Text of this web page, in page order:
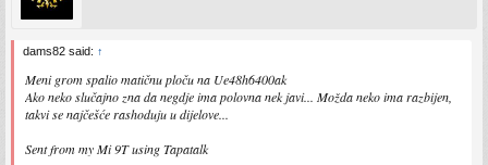
dams82 said: ↑
Meni grom spalio matičnu ploču na Ue48h6400ak
Ako neko slučajno zna da negdje ima polovna nek javi... Možda neko ima razbijen,
takvi se najčešće rashoduju u dijelove...
Sent from my Mi 9T using Tapatalk